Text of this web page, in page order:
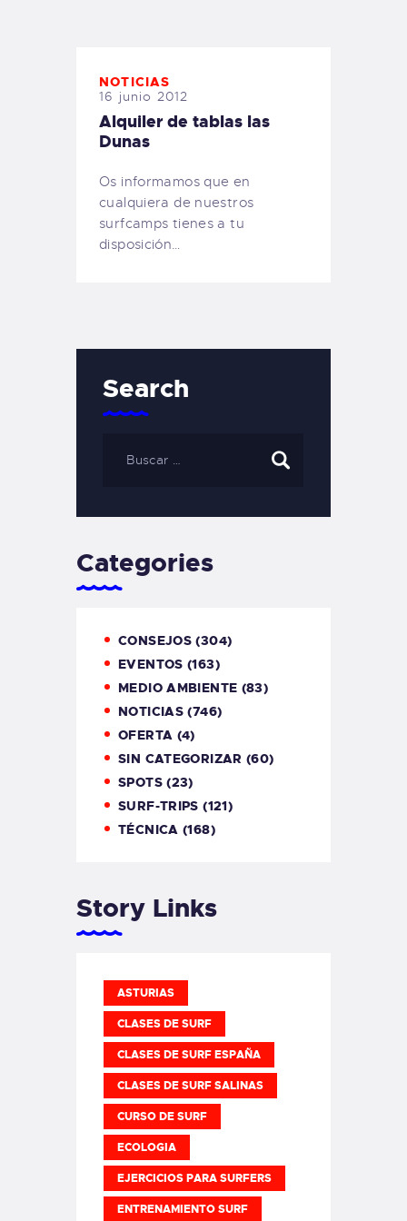
NOTICIAS
16 junio 2012
Alquiler de tablas las
Dunas
Os informamos que en
cualquiera de nuestros
surfcamps tienes a tu
disposición…
Search
Categories
CONSEJOS (304)
EVENTOS (163)
MEDIO AMBIENTE (83)
NOTICIAS (746)
OFERTA (4)
SIN CATEGORIZAR (60)
SPOTS(23)
SURF-TRIPS (121)
TÉCNICA (168)
Story Links
ASTURIAS
CLASES DE SURF
CLASES DE SURF ESPAÑA
CLASES DE SURF SALINAS
CURSO DE SURF
ECOLOGIA
EJERCICIOS PARA SURFERS
ENTRENAMIENTO SURF